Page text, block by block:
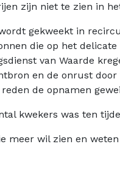
zijn niet te zien in
gekweekt in
die op het
van Waarde
en de onrust door
de opnamen
kwekers was ten
meer wil zien en